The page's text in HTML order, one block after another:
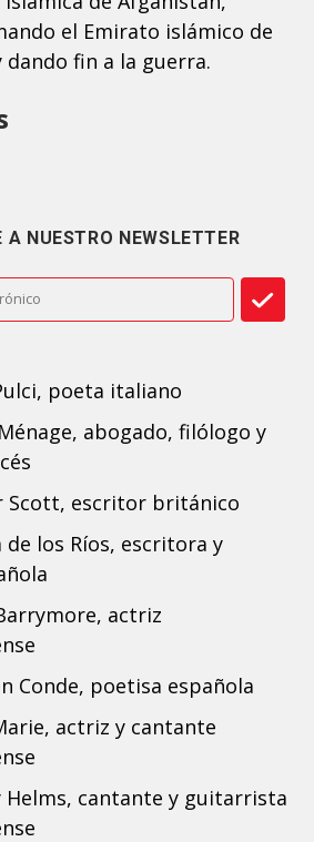
el Emirato islámico de
fin a la guerra.
A NUESTRO NEWSLETTER
poeta italiano
abogado, filólogo y
Scott, escritor británico
de los Ríos, escritora y
actriz
Conde, poetisa española
actriz y cantante
Helms, cantante y guitarrista